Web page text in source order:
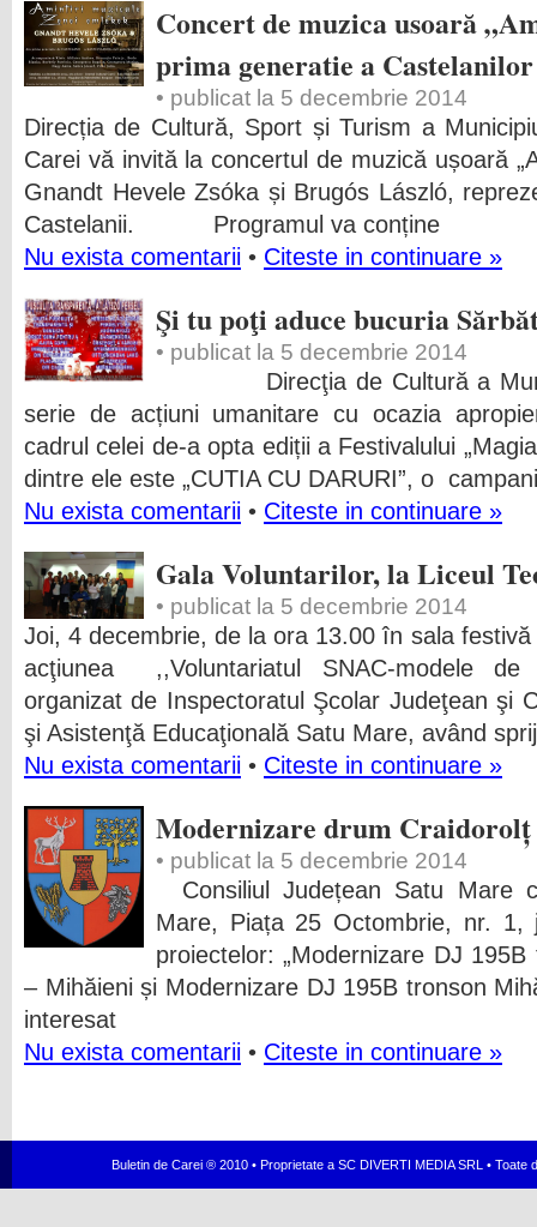
Concert de muzica usoară
prima generatie a Castelanilor
• publicat la 5 decembrie 2014
Direcția de Cultură, Sport și Turism a
Carei vă invită la concertul de muzică ușoară
Gnandt Hevele Zsóka și Brugós László,
Castelanii. Programul va conține
Nu exista comentarii • Citeste in continuare »
Şi tu poţi aduce bucuria
• publicat la 5 decembrie 2014
Direcţia de Cultură a
serie de acțiuni umanitare cu ocazia
cadrul celei de-a opta ediții a Festivalului
dintre ele este „CUTIA CU DARURI”, o
Nu exista comentarii • Citeste in continuare »
Gala Voluntarilor, la Liceul
• publicat la 5 decembrie 2014
Joi, 4 decembrie, de la ora 13.00 în sala
acţiunea ,,Voluntariatul SNAC-modele de
organizat de Inspectoratul Şcolar Judeţean şi
şi Asistenţă Educaţională Satu Mare, având
Nu exista comentarii • Citeste in continuare »
Modernizare drum Craidorolț
• publicat la 5 decembrie 2014
Consiliul Județean Satu Mare
Mare, Piața 25 Octombrie, nr. 1,
proiectelor: „Modernizare DJ
– Mihăieni și Modernizare DJ 195B tronson
interesat
Nu exista comentarii • Citeste in continuare »
Buletin de Carei ® 2010 • Proprietate a SC DIVERTI MEDIA SRL •